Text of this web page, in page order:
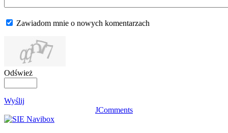
Zawiadom mnie o nowych komentarzach
Odśwież
Wyślij
JComments